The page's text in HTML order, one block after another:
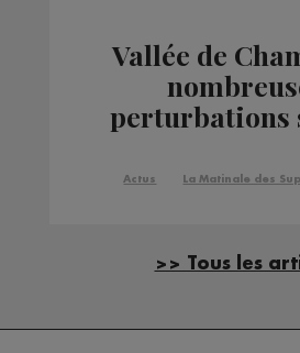
Vallée de
perturbations
de la
Actus La Matinale des
>> Tous les